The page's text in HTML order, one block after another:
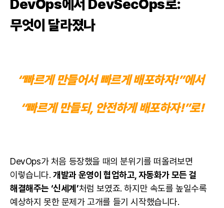
DevOps에서 DevSecOps로:
무엇이 달라졌나
“빠르게 만들어서 빠르게 배포하자!”에서
“빠르게 만들되, 안전하게 배포하자!”로!
DevOps가 처음 등장했을 때의 분위기를 떠올려보면
이렇습니다.개발과 운영이 협업하고, 자동화가 모든 걸
해결해주는 ‘신세계’처럼 보였죠. 하지만 속도를 높일수록
예상하지 못한 문제가 고개를 들기 시작했습니다.